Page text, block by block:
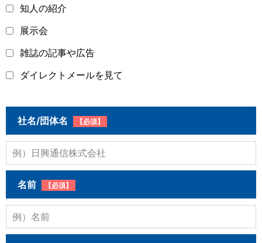
知人の紹介
展示会
雑誌の記事や広告
ダイレクトメールを見て
社名/団体名 【必須】
名前 【必須】